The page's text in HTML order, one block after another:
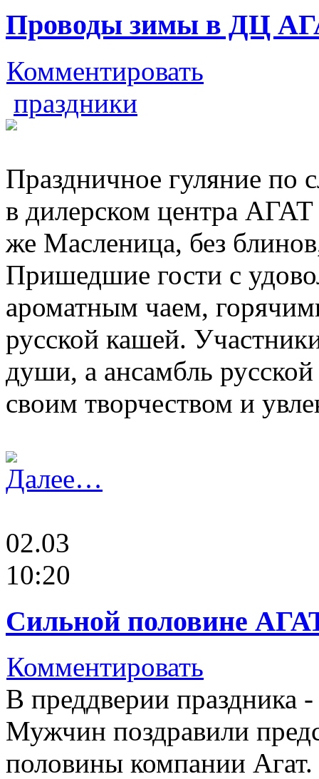
Проводы зимы в ДЦ
Комментировать
праздники
Праздничное гуляние
в дилерском центра
же Масленица, без
Пришедшие гости с
ароматным чаем,
русской кашей.
души, а ансамбль
своим творчеством и
Далее…
02.03
10:20
Сильной половине
Комментировать
В преддверии праздника
Мужчин поздравили
половины компании Агат.